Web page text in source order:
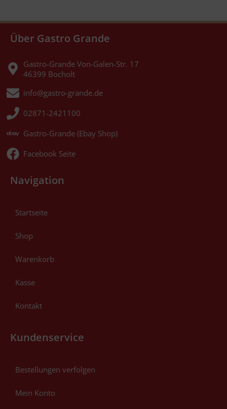
Über Gastro Grande
Gastro-Grande Von-Galen-Str. 17
46399 Bocholt
info@gastro-grande.de
02871-2421100
Gastro-Grande (Ebay Shop)
Facebook Seite
Navigation
Startseite
Shop
Warenkorb
Kasse
Kontakt
Kundenservice
Bestellungen verfolgen
Mein Konto